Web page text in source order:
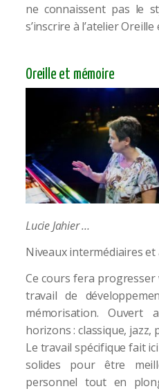
ne connaissent pas le
s’inscrire à l’atelier
Oreille et mémoire
Lucie Jahier …
Niveaux intermédiaires et
Ce cours fera
travail de
mémorisation. Ouvert
horizons : classique, jazz,
Le travail spécifique fait
solides pour être
personnel tout en